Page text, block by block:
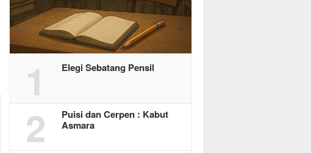
1 Elegi Sebatang Pensil
2
Puisi dan Cerpen : Kabut
Asmara